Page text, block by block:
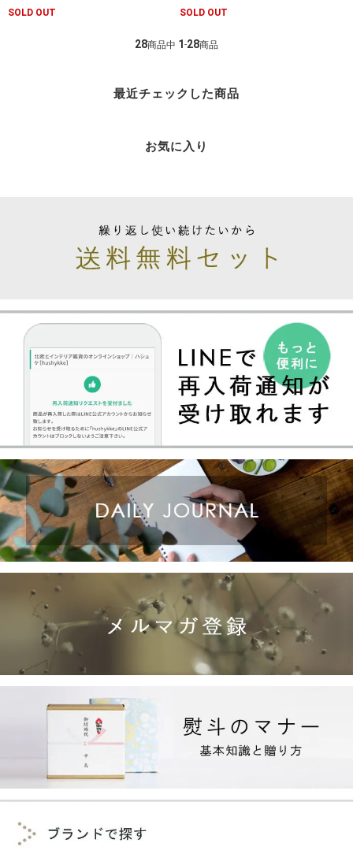
SOLD OUT
SOLD OUT
28商品中 1 -28商品
最近チェックした商品
お気に入り